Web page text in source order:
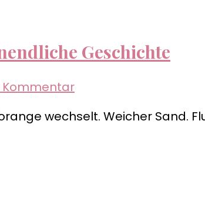
Geschichte
Kommentarzu
Anreise
wechselt. Weicher Sand.